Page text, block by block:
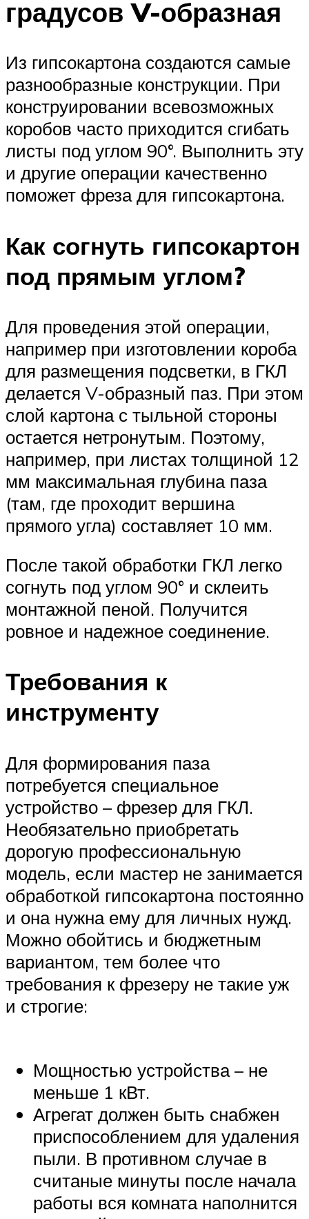
градусов V-образная
Из гипсокартона создаются самые
разнообразные конструкции. При
конструировании всевозможных
коробов часто приходится сгибать
листы под углом 90°. Выполнить эту
и другие операции качественно
поможет фреза для гипсокартона.
Как согнуть гипсокартон
под прямым углом?
Для проведения этой операции,
например при изготовлении короба
для размещения подсветки, в ГКЛ
делается V-образный паз. При этом
слой картона с тыльной стороны
остается нетронутым. Поэтому,
например, при листах толщиной 12
мм максимальная глубина паза
(там, где проходит вершина
прямого угла) составляет 10 мм.
После такой обработки ГКЛ легко
согнуть под углом 90° и склеить
монтажной пеной. Получится
ровное и надежное соединение.
Требования к
инструменту
Для формирования паза
потребуется специальное
устройство – фрезер для ГКЛ.
Необязательно приобретать
дорогую профессиональную
модель, если мастер не занимается
обработкой гипсокартона постоянно
и она нужна ему для личных нужд.
Можно обойтись и бюджетным
вариантом, тем более что
требования к фрезеру не такие уж
и строгие:
Мощностью устройства – не
меньше 1 кВт.
Агрегат должен быть снабжен
приспособлением для удаления
пыли. В противном случае в
считаные минуты после начала
работы вся комната наполнится